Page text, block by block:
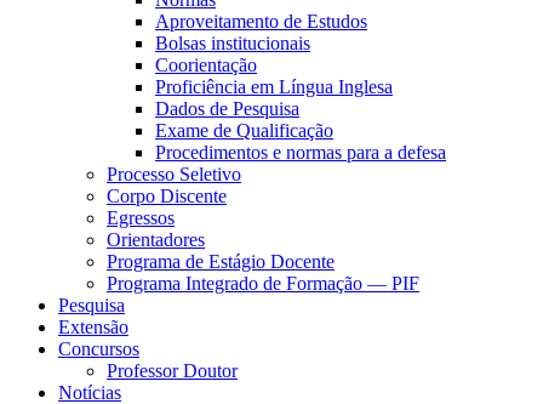
Aproveitamento de Estudos
Bolsas institucionais
Coorientação
Proficiência em Língua Inglesa
Dados de Pesquisa
Exame de Qualificação
Procedimentos e normas para a defesa
Processo Seletivo
Corpo Discente
Egressos
Orientadores
Programa de Estágio Docente
Programa Integrado de Formação — PIF
Pesquisa
Extensão
Concursos
Professor Doutor
Notícias